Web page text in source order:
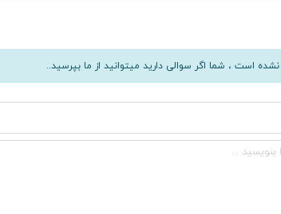
است ، شما اگر سوالی دارید میتوانید از ما بپرسید..